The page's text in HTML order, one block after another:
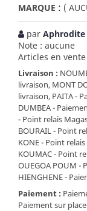
MARQUE : (
par Aphrodite
Note : aucune
Articles en vente
Livraison :
livraison, MONT
livraison, PAITA -
DUMBEA -
- Point relais
BOURAIL - Point
KONE - Point
KOUMAC - Point
OUEGOA POUM -
HIENGHENE -
Paiement :
Paiement sur